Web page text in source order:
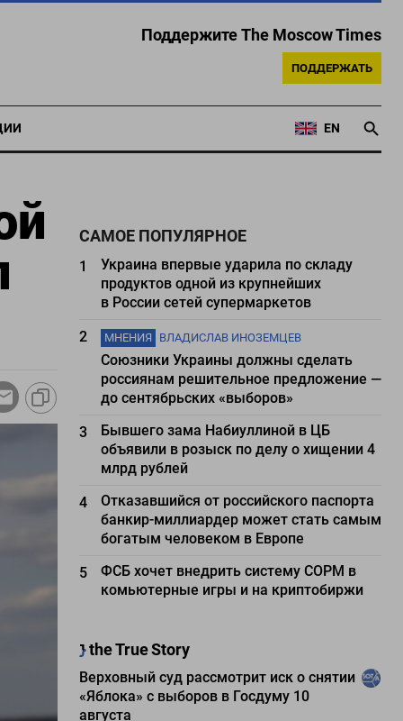
Поддержите The Moscow Times
ПОДДЕРЖАТЬ
EN
САМОЕ ПОПУЛЯРНОЕ
1
Украина впервые ударила по складу
продуктов одной из крупнейших
в России сетей супермаркетов
2
МНЕНИЯ ВЛАДИСЛАВ ИНОЗЕМЦЕВ
Союзники Украины должны сделать
россиянам решительное предложение —
до сентябрьских «выборов»
3
Бывшего зама Набиуллиной в ЦБ
объявили в розыск по делу о хищении 4
млрд рублей
4
Отказавшийся от российского паспорта
банкир-миллиардер может стать самым
богатым человеком в Европе
5
ФСБ хочет внедрить систему СОРМ в
комьютерные игры и на криптобиржи